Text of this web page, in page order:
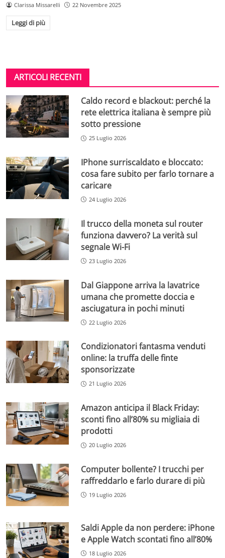
Clarissa Missarelli 22 Novembre 2025
Leggi di più
ARTICOLI RECENTI
Caldo record e blackout: perché la
rete elettrica italiana è sempre più
sotto pressione
25 Luglio 2026
IPhone surriscaldato e bloccato:
cosa fare subito per farlo tornare a
caricare
24 Luglio 2026
Il trucco della moneta sul router
funziona davvero? La verità sul
segnale Wi-Fi
23 Luglio 2026
Dal Giappone arriva la lavatrice
umana che promette doccia e
asciugatura in pochi minuti
22 Luglio 2026
Condizionatori fantasma venduti
online: la truffa delle finte
sponsorizzate
21 Luglio 2026
Amazon anticipa il Black Friday:
sconti fino all’80% su migliaia di
prodotti
20 Luglio 2026
Computer bollente? I trucchi per
raffreddarlo e farlo durare di più
19 Luglio 2026
Saldi Apple da non perdere: iPhone
e Apple Watch scontati fino all’80%
18 Luglio 2026